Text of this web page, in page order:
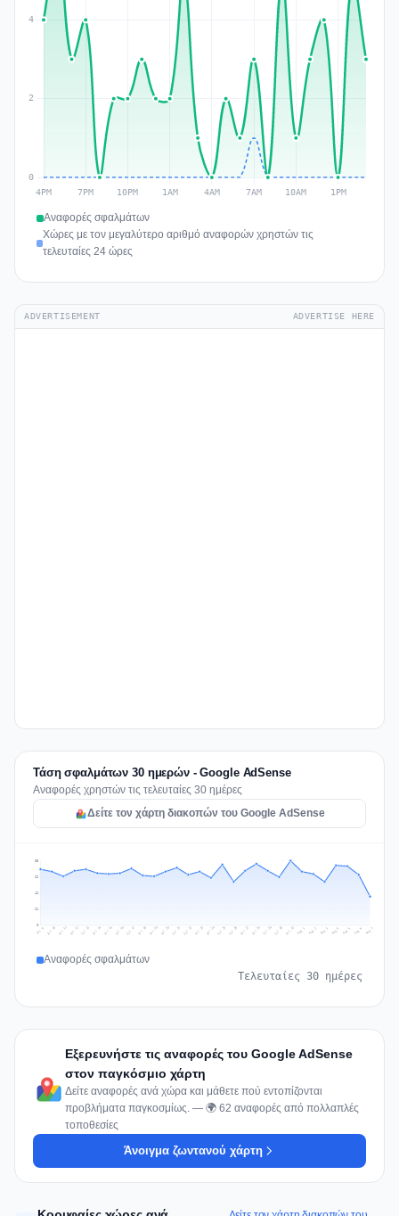
Αναφορές σφαλμάτων
Χώρες με τον μεγαλύτερο αριθμό αναφορών χρηστών τις
τελευταίες 24 ώρες
ADVERTISEMENT ADVERTISE HERE
Τάση σφαλμάτων 30 ημερών - Google AdSense
Αναφορές χρηστών τις τελευταίες 30 ημέρες
Δείτε τον χάρτη διακοπών του Google AdSense
21
42
62
83
Jul 9 Jul 10 Jul 11 Jul 12 Jul 13 Jul 14 Jul 15 Jul 16 Jul 17 Jul 18 Jul 19 Jul 20 Jul 21 Jul 22 Jul 23 Jul 24 Jul 25 Jul 26 Jul 27 Jul 28 Jul 29 Jul 30 Jul 31 Aug 1 Aug 2 Aug 3 Aug 4 Aug 5 Aug 6 Aug 7
Αναφορές σφαλμάτων
Τελευταίες 30 ημέρες
Εξερευνήστε τις αναφορές του Google AdSense
στον παγκόσμιο χάρτη
Δείτε αναφορές ανά χώρα και μάθετε πού εντοπίζονται
προβλήματα παγκοσμίως. — 🌍 62 αναφορές από πολλαπλές
τοποθεσίες
Άνοιγμα ζωντανού χάρτη